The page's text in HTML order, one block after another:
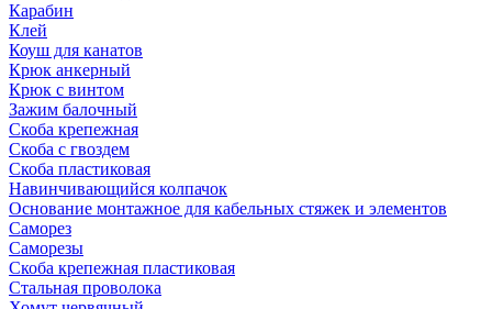
Карабин
Клей
Коуш для канатов
Крюк анкерный
Крюк с винтом
Зажим балочный
Скоба крепежная
Скоба с гвоздем
Скоба пластиковая
Навинчивающийся колпачок
Основание монтажное для кабельных стяжек и элементов
Саморез
Саморезы
Скоба крепежная пластиковая
Стальная проволока